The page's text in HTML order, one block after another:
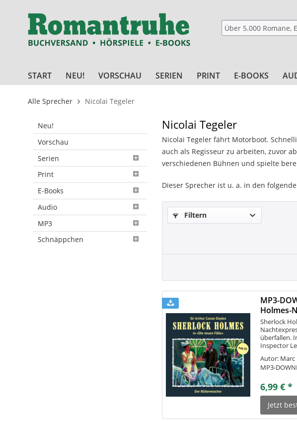
START NEU! VORSCHAU SERIEN PRINT E-BOOKS
Alle Sprecher Nicolai Tegeler
Neu!
Vorschau
Serien
Print
E-Books
Audio
MP3
Schnäppchen
Nicolai Tegeler
Nicolai Tegeler fährt Motorboot.
auch als Regisseur zu arbeiten, zuvor
verschiedenen Bühnen und spielte
Dieser Sprecher ist u. a. in den
Filtern
MP3-
Holmes-
Sherlock
überfallen.
Inspector
nach einem
sich...
Autor: Marc
MP3-
6,99 € *
Jetzt